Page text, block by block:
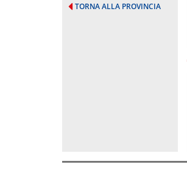
TORNA ALLA PROVINCIA